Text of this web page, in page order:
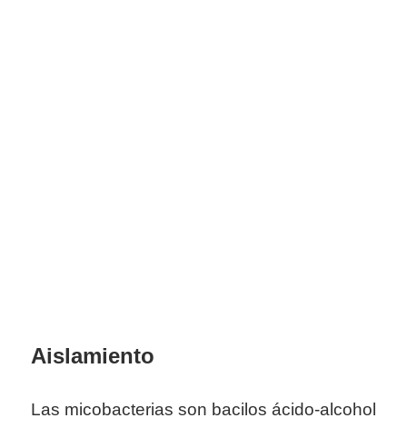
Aislamiento
Las micobacterias son bacilos ácido-alcohol